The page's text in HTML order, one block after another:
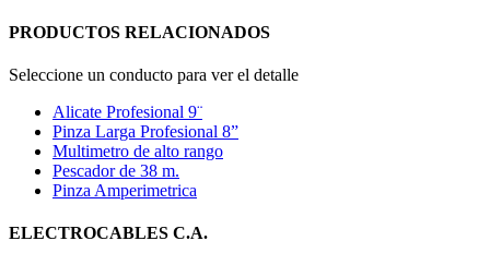
PRODUCTOS RELACIONADOS
Seleccione un conducto para ver el detalle
Alicate Profesional 9¨
Pinza Larga Profesional 8”
Multimetro de alto rango
Pescador de 38 m.
Pinza Amperimetrica
ELECTROCABLES C.A.